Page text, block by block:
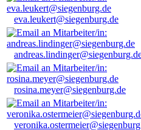
eva.leukert@siegenburg.de
rosina.meyer@siegenburg.de